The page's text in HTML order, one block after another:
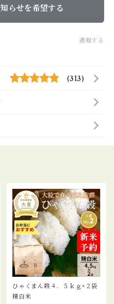
らせを希望する
通報する
(313)
ひゃくまん穀４．５ｋｇ×２袋
精白米